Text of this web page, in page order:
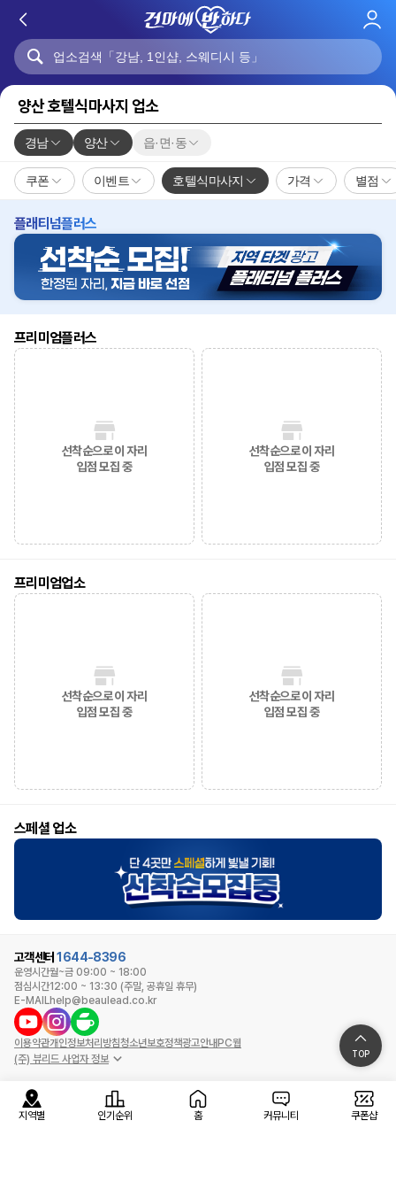
로
양산 호텔식마사지 업소
경남 양산 읍·면·동
쿠폰 이벤트 호텔식마사지 가격 별점
플래티넘플러스
프리미엄플러스
선착순으로 이 자리
입점 모집 중
선착순으로 이 자리
입점 모집 중
프리미엄업소
선착순으로 이 자리
입점 모집 중
선착순으로 이 자리
입점 모집 중
스페셜 업소
고객센터 1644-8396
운영시간월~금 09:00 ~ 18:00
점심시간12:00 ~ 13:30 (주말, 공휴일 휴무)
E-MAILhelp@beaulead.co.kr
이용약관개인정보처리방침청소년보호정책광고안내PC웹
(주) 뷰리드 사업자 정보
지역별 인기순위 홈 커뮤니티 쿠폰샵
TOP